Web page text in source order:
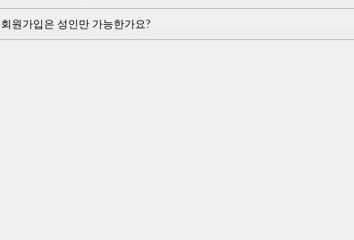
회원가입은 성인만 가능한가요?